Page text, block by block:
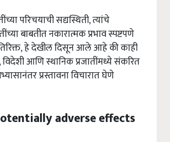
परिचयाची सद्यस्थिती, त्यांचे
बाबतीत नकारात्मक प्रभाव स्पष्टपणे
हे देखील दिसून आले आहे की काही
आणि स्थानिक प्रजातींमध्ये संकरित
प्रस्तावना विचारात घेणे
adverse effects